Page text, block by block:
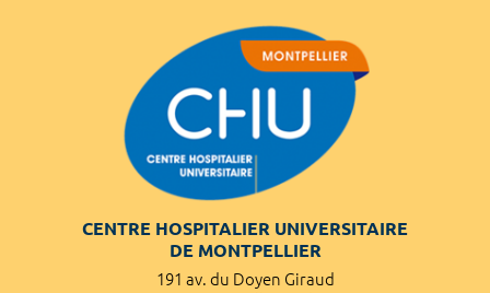
CENTRE HOSPITALIER UNIVERSITAIRE
DE MONTPELLIER
191 av. du Doyen Giraud